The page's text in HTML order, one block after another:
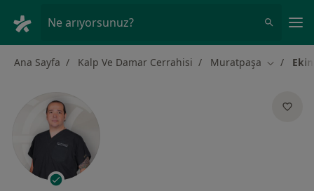
Ne arıyorsunuz?
Ana Sayfa Kalp Ve Damar Cerrahisi Muratpaşa Şehir